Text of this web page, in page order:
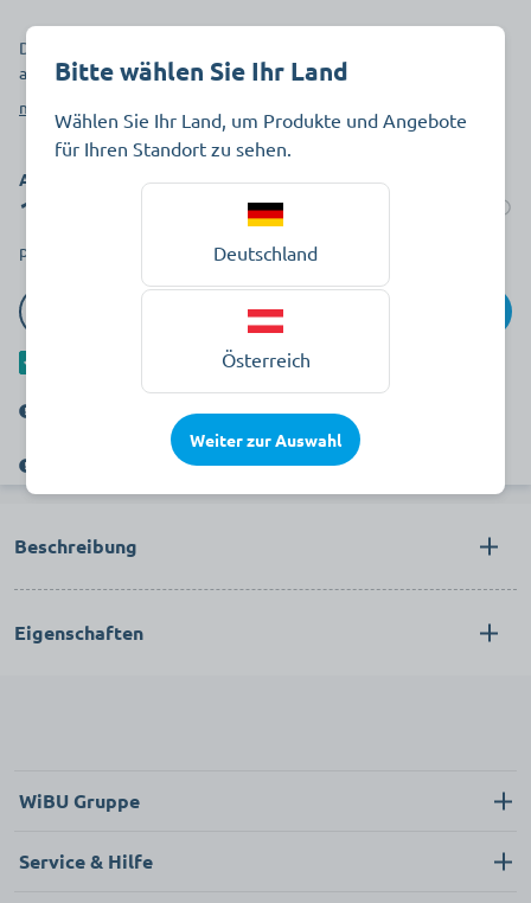
Die Inhalte der WiBU Basisschulungen Hygiene basieren auf den
aktuellen gesetzlichen Bestimmungen und Vorgaben.
mehr anzeigen
Art.-Nr. 811157
199,00 €
pro Stück zzgl. MwSt.
In den Warenkorb
Als separaten Artikel hinzufügen
Dieser Artikel wird verkauft durch die WiBU PflegePlus GmbH.
Verkauf nur an gewerbliche Kunden. Kein Verkauf an Privatkunden.
Beschreibung
Eigenschaften
WiBU Gruppe
Service & Hilfe
Bitte wählen Sie Ihr Land
Wählen Sie Ihr Land, um Produkte und Angebote
für Ihren Standort zu sehen.
Deutschland
Österreich
Weiter zur Auswahl